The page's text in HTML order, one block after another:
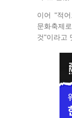
이어 "적
문화축제
것"이라고